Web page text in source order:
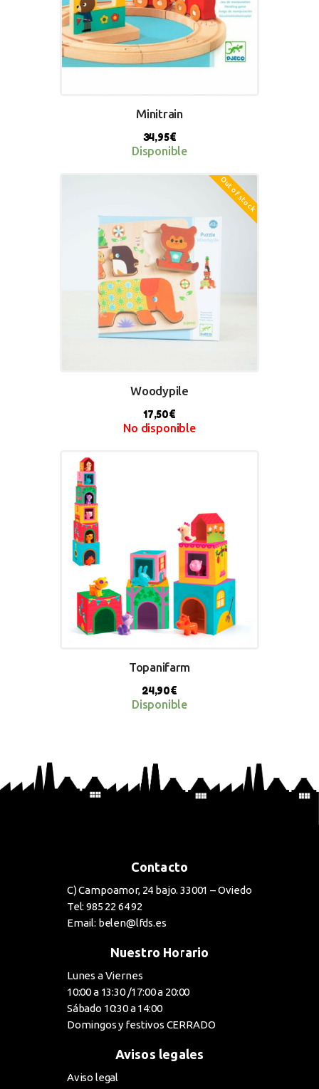
Minitrain
34,95€
Disponible
Out of stock
Woodypile
17,50€
No disponible
Topanifarm
24,90€
Disponible
Contacto
C) Campoamor, 24 bajo. 33001 – Oviedo
Tel: 985 22 64 92
Email: belen@lfds.es
Nuestro Horario
Lunes a Viernes
10:00 a 13:30 /17:00 a 20:00
Sábado 10:30 a 14:00
Domingos y festivos CERRADO
Avisos legales
Aviso legal